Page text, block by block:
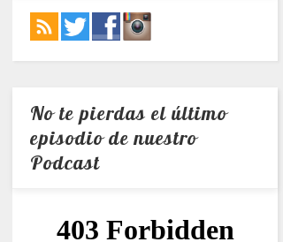
No te pierdas el último
episodio de nuestro
Podcast